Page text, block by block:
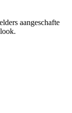
aangeschafte